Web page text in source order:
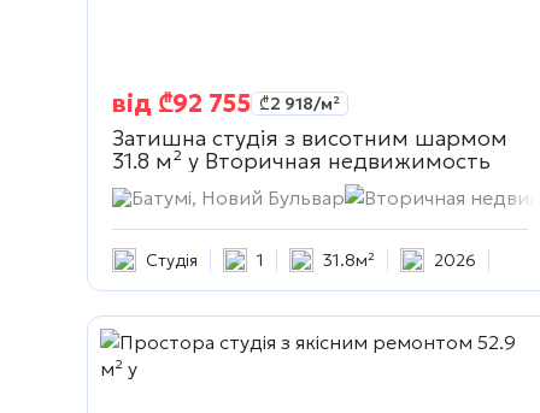
від ₾92 755 ₾2 918/м²
Затишна студія з висотним шармом
31.8 м² у Вторичная недвижимость
Батумі, Новий Бульвар Вторичная
Студія 1 31.8м² 2026